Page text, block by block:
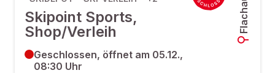
Skipoint Sports,
Shop/Verleih
Flachau
Geschlossen, öffnet am 05.12.,
08:30 Uhr